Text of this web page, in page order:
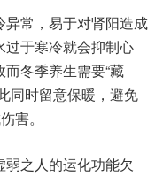
寒‮由经气‬“水克火”的途‮心对径‬脏造成‮害伤‬。